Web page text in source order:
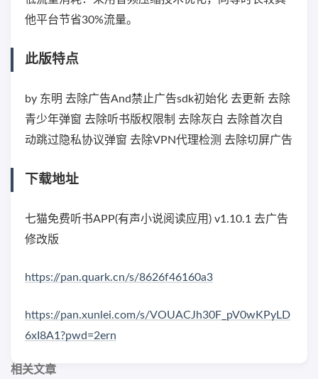
他平台节省30%流量。
此版特点
by 东明 去除广告And禁止广告sdk初始化 去更新 去除
青少年弹窗 去除听书版权限制 去除灰白 去除首次自
动跳过隐私协议弹窗 去除VPN代理检测 去除切屏广告
下载地址
七猫免费听书APP(有声小说阅读应用) v1.10.1 去广告
修改版
https://pan.quark.cn/s/8626f46160a3
https://pan.xunlei.com/s/VOUACJh30F_pV0wKPyLD
6xI8A1?pwd=2ern
相关文章